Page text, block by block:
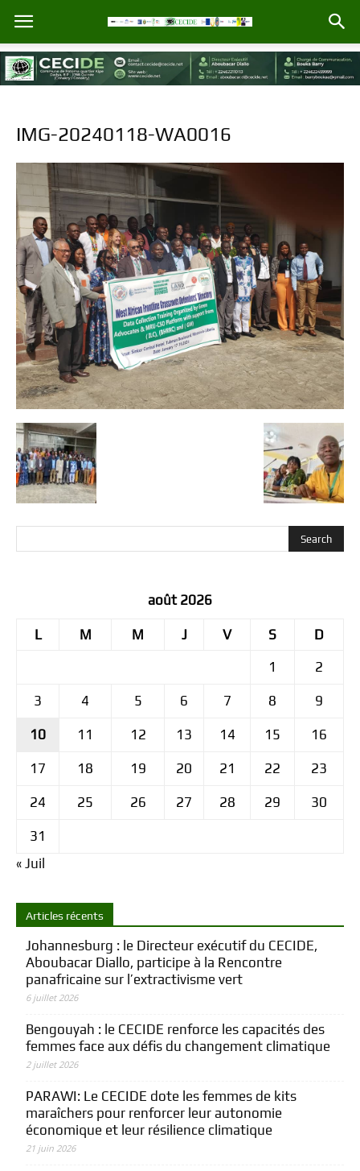
IMG-20240118-WA0016
août 2026
L M M J V S
D
1
2
3 4 5 6 7 8 9
10 11 12 13 14 15 16
17 18 19 20 21 22 23
24 25 26 27 28 29 30
31
« Juil
Articles récents
Johannesburg : le Directeur exécutif du CECIDE,
Aboubacar Diallo, participe à la Rencontre
panafricaine sur l’extractivisme vert
6 juillet 2026
Bengouyah : le CECIDE renforce les capacités des
femmes face aux défis du changement climatique
2 juillet 2026
PARAWI: Le CECIDE dote les femmes de kits
maraîchers pour renforcer leur autonomie
économique et leur résilience climatique
21 juin 2026